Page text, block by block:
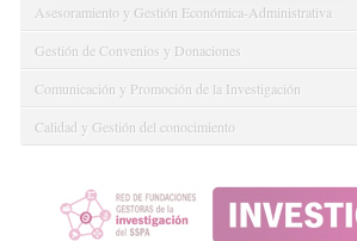
Asesoramiento y Gestión Económica-Administrativa
Gestión de Convenios y Donaciones
Comunicación y Promoción de la Investigación
Calidad y Gestión del conocimiento